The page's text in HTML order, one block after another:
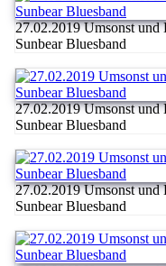
27.02.2019 Umsonst
Sunbear Bluesband
27.02.2019 Umsonst
Sunbear Bluesband
27.02.2019 Umsonst
Sunbear Bluesband